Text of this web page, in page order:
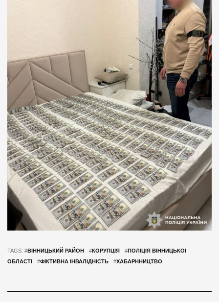
TAGS: #ВІННИЦЬКИЙ РАЙОН #КОРУПЦІЯ #ПОЛІЦІЯ ВІННИЦЬКОЇ
ОБЛАСТІ
#ФІКТИВНА ІНВАЛІДНІСТЬ #ХАБАРННИЦТВО